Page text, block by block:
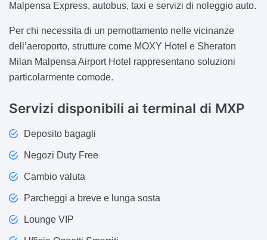
Malpensa Express, autobus, taxi e servizi di noleggio auto.
Per chi necessita di un pernottamento nelle vicinanze
dell’aeroporto, strutture come MOXY Hotel e Sheraton
Milan Malpensa Airport Hotel rappresentano soluzioni
particolarmente comode.
Servizi disponibili ai terminal di MXP
Deposito bagagli
Negozi Duty Free
Cambio valuta
Parcheggi a breve e lunga sosta
Lounge VIP